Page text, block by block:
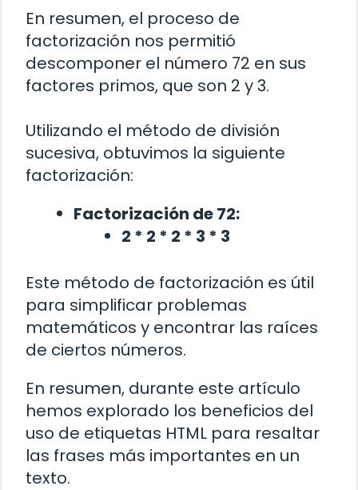
En resumen, el proceso de
factorización nos permitió
descomponer el número 72 en sus
factores primos, que son 2 y 3.
Utilizando el método de división
sucesiva, obtuvimos la siguiente
factorización:
Factorización de 72:
2 * 2 * 2 * 3 * 3
Este método de factorización es útil
para simplificar problemas
matemáticos y encontrar las raíces
de ciertos números.
En resumen, durante este artículo
hemos explorado los beneficios del
uso de etiquetas HTML para resaltar
las frases más importantes en un
texto.